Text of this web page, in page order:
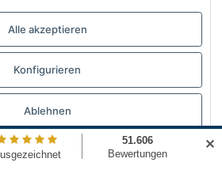
Alle akzeptieren
Konfigurieren
Ablehnen
✕